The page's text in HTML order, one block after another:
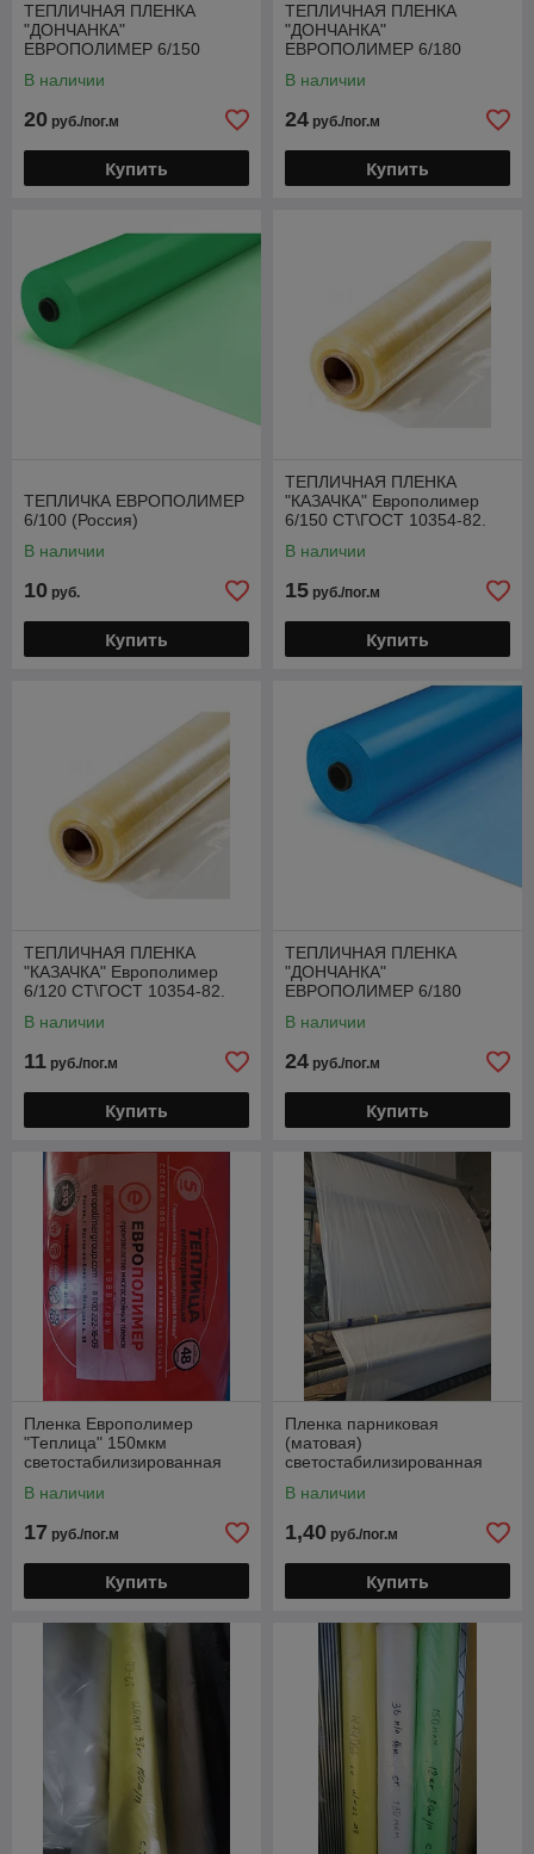
ТЕПЛИЧНАЯ ПЛЕНКА
"ДОНЧАНКА"
ЕВРОПОЛИМЕР 6/150
В наличии
20 руб./пог.м
Купить
ТЕПЛИЧНАЯ ПЛЕНКА
"ДОНЧАНКА"
ЕВРОПОЛИМЕР 6/180
В наличии
24 руб./пог.м
Купить
ТЕПЛИЧКА ЕВРОПОЛИМЕР
6/100 (Россия)
В наличии
10 руб.
Купить
ТЕПЛИЧНАЯ ПЛЕНКА
"КАЗАЧКА" Европолимер
6/150 СТ\ГОСТ 10354-82.
В наличии
15 руб./пог.м
Купить
ТЕПЛИЧНАЯ ПЛЕНКА
"КАЗАЧКА" Европолимер
6/120 СТ\ГОСТ 10354-82.
В наличии
11 руб./пог.м
Купить
ТЕПЛИЧНАЯ ПЛЕНКА
"ДОНЧАНКА"
ЕВРОПОЛИМЕР 6/180
В наличии
24 руб./пог.м
Купить
Пленка Европолимер
"Теплица" 150мкм
светостабилизированная
В наличии
17 руб./пог.м
Купить
Пленка парниковая
(матовая)
светостабилизированная
В наличии
1,40 руб./пог.м
Купить